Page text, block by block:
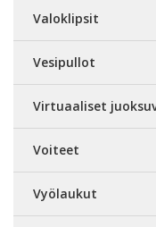
Valoklipsit
Vesipullot
Virtuaaliset
Voiteet
Vyölaukut